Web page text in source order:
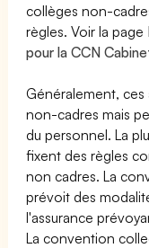
collèges non-
règles. Voir la page
pour la CCN
Généralement, ces
non-cadres mais
du personnel. La
fixent des règles
non cadres. La
prévoit des
l'assurance
La convention